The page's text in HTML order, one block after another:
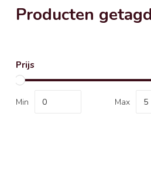
Producten
Prijs
Min Max